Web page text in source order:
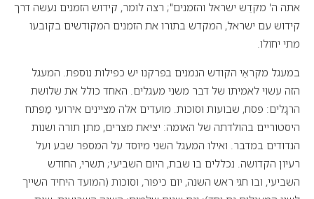
אתה ה' מקדֵש ישראל והזמנים"; רצה לומר, קידוש הזמנים נעשה דרך
קידוש עם ישראל, המקדש בתורו את הזמנים המקודשים בקובעו
מתי יחולו.
במעגל מקראֵי הקודש הנמנים בפרקנו יש כפילות נוספת. המעגל
הזה עשוי לאמיתו של דבר משני מעגלים. האחד כולל את שלושת
הרגָלים: פסח, שבועות וסוכות. מועדים אלה מציינים אירועי מַפתח
היסטוריים בהולדתה של האומה: יציאת מצרים, מתן תורה ושנות
הנדודים במדבר. ואילו המעגל השני מיוסד על המספר שבע ועל
רעיון הקדושה. נכללים בו שבת, היום השביעי; תשרי, החודש
השביעי, ובו חגי ראש השנה, יום כיפור, וסוכות (המועד היחיד השייך